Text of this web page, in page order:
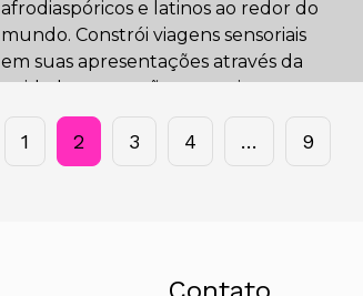
afrodiaspóricos e latinos ao redor do
mundo. Constrói viagens sensoriais
em suas apresentações através da
cuidadosa conexão entre ritmos,
sendo suas principais influências o
funk carioca, vogue, drum&bass e
techno.
1 2 3 4 … 9